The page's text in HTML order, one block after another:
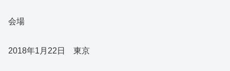
会場
2018年1月22日 東京